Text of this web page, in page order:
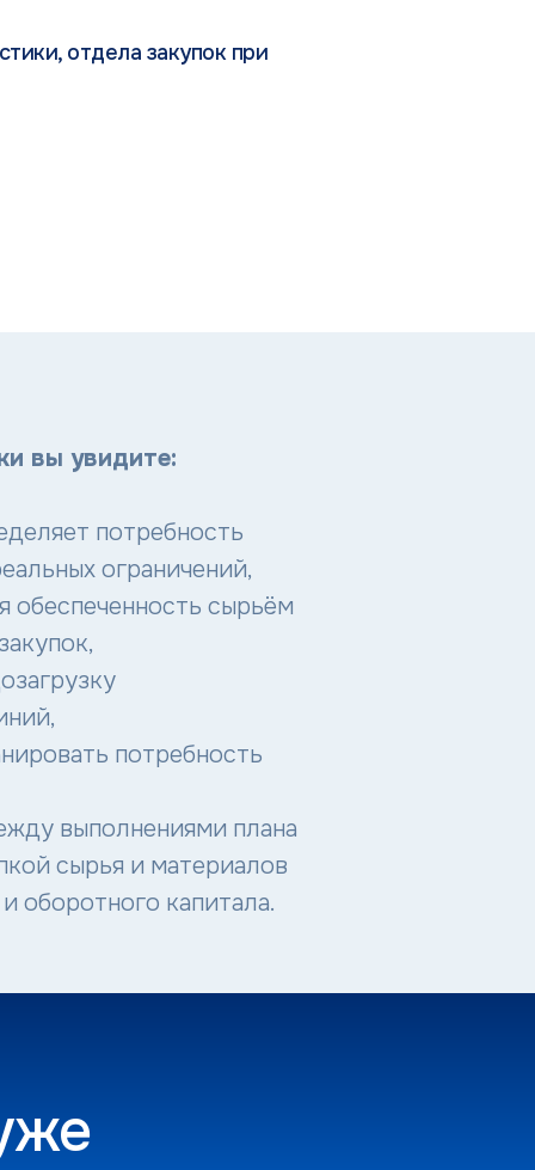
отдела закупок при
вы увидите:
потребность
ограничений,
обеспеченность сырьём
потребность
выполнениями плана
сырья и материалов
оборотного капитала.